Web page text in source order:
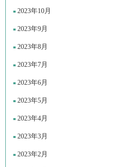
2023年10月
2023年9月
2023年8月
2023年7月
2023年6月
2023年5月
2023年4月
2023年3月
2023年2月